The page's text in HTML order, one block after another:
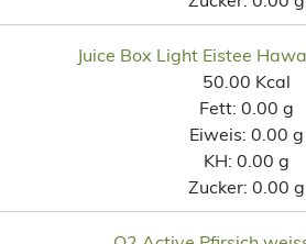
Juice Box Light Eistee
50.00 Kcal
Fett: 0.00 g
Eiweis: 0.00 g
KH: 0.00 g
Zucker: 0.00 g